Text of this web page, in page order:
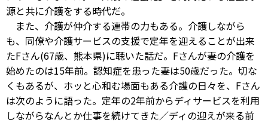
源と共に介護をする時代だ。
また、介護が仲介する連帯の力もある。介護しながら
も、同僚や介護サービスの支援で定年を迎えることが出来
たFさん(67歳、熊本県)に聴いた話だ。Fさんが妻の介護を
始めたのは15年前。認知症を患った妻は50歳だった。切な
くもあるが、ホッと心和む場面もある介護の日々を、Fさん
は次のように語った。定年の2年前からディサービスを利用
しながらなんとか仕事を続けてきた／ディの迎えが来る前